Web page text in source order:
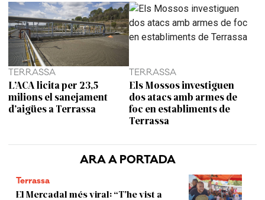
ARA A PORTADA
Terrassa
El Mercadal més viral: “T’he vist a
TERRASSA
L’ACA licita per 23,5
milions el sanejament
d’aigües a Terrassa
TERRASSA
Els Mossos investiguen
dos atacs amb armes de
foc en establiments de
Terrassa